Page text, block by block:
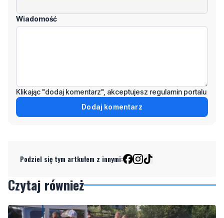
Wiadomość
Klikając "dodaj komentarz", akceptujesz regulamin portalu
Dodaj komentarz
Podziel się tym artkułem z innymi:
Czytaj również